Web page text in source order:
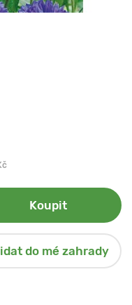
Koupit
do mé zahrady